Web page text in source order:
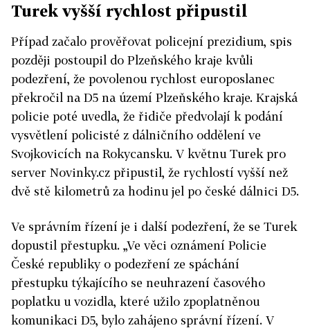
Turek vyšší rychlost připustil
Případ začalo prověřovat policejní prezidium, spis
později postoupil do Plzeňského kraje kvůli
podezření, že povolenou rychlost europoslanec
překročil na D5 na území Plzeňského kraje. Krajská
policie poté uvedla, že řidiče předvolají k podání
vysvětlení policisté z dálničního oddělení ve
Svojkovicích na Rokycansku. V květnu Turek pro
server Novinky.cz připustil, že rychlostí vyšší než
dvě stě kilometrů za hodinu jel po české dálnici D5.
Ve správním řízení je i další podezření, že se Turek
dopustil přestupku. „Ve věci oznámení Policie
České republiky o podezření ze spáchání
přestupku týkajícího se neuhrazení časového
poplatku u vozidla, které užilo zpoplatněnou
komunikaci D5, bylo zahájeno správní řízení. V